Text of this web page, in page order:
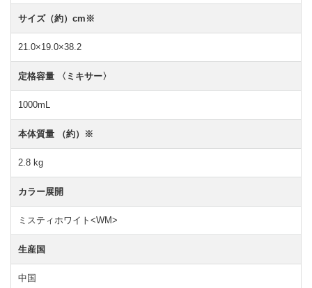
サイズ（約）cm※
21.0×19.0×38.2
定格容量 〈ミキサー〉
1000mL
本体質量 （約）※
2.8 kg
カラー展開
ミスティホワイト<WM>
生産国
中国